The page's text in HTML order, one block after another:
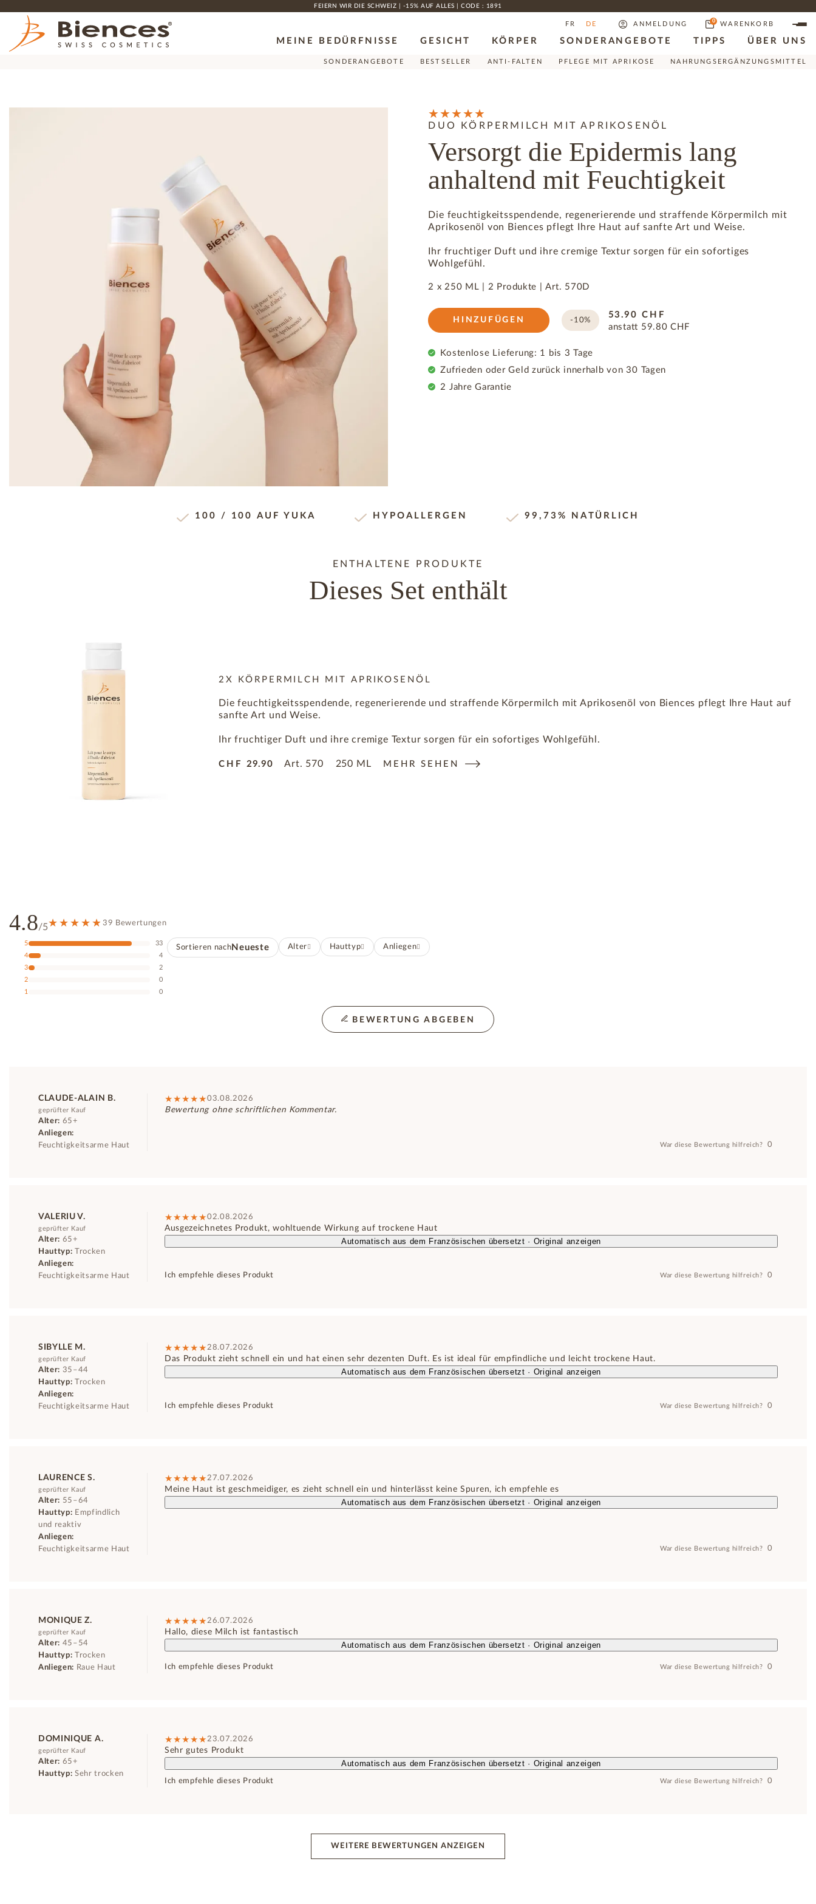
FEIERN WIR DIE SCHWEIZ | -15% AUF ALLES | CODE : 1891
FR DE ANMELDUNG 0 WARENKORB
MEINE BEDÜRFNISSE GESICHT KÖRPER SONDERANGEBOTE TIPPS ÜBER UNS
SONDERANGEBOTE BESTSELLER ANTI-FALTEN PFLEGE MIT APRIKOSE NAHRUNGSERGÄNZUNGSMITTEL
DUO KÖRPERMILCH MIT APRIKOSENÖL
Versorgt die Epidermis lang
anhaltend mit Feuchtigkeit
Die feuchtigkeitsspendende, regenerierende und straffende Körpermilch mit
Aprikosenöl von Biences pflegt Ihre Haut auf sanfte Art und Weise.
Ihr fruchtiger Duft und ihre cremige Textur sorgen für ein sofortiges
Wohlgefühl.
2 x 250 ML | 2 Produkte |Art. 570D
HINZUFÜGEN -10%
53.90 CHF
anstatt 59.80 CHF
Kostenlose Lieferung: 1 bis 3 Tage
Zufrieden oder Geld zurück innerhalb von 30 Tagen
2 Jahre Garantie
100 / 100 AUF YUKA HYPOALLERGEN 99,73% NATÜRLICH
ENTHALTENE PRODUKTE
Dieses Set enthält
2X KÖRPERMILCH MIT APRIKOSENÖL
Die feuchtigkeitsspendende, regenerierende und straffende Körpermilch mit Aprikosenöl von Biences pflegt Ihre Haut auf
sanfte Art und Weise.
Ihr fruchtiger Duft und ihre cremige Textur sorgen für ein sofortiges Wohlgefühl.
CHF 29.90 Art. 570 250 ML MEHR SEHEN
4.8/5 39 Bewertungen
5
33
4
4
3
2
2
0
1
0
Sortieren nach Neueste Alter Hauttyp Anliegen
BEWERTUNG ABGEBEN
CLAUDE-ALAIN B.
geprüfter Kauf
Alter: 65+
Anliegen:
Feuchtigkeitsarme Haut
03.08.2026
Bewertung ohne schriftlichen Kommentar.
War diese Bewertung hilfreich? 0
VALERIU V.
geprüfter Kauf
Alter: 65+
Hauttyp: Trocken
Anliegen:
Feuchtigkeitsarme Haut
02.08.2026
Ausgezeichnetes Produkt, wohltuende Wirkung auf trockene Haut
Automatisch aus dem Französischen übersetzt · Original anzeigen
Ich empfehle dieses Produkt War diese Bewertung hilfreich? 0
SIBYLLE M.
geprüfter Kauf
Alter: 35–44
Hauttyp: Trocken
Anliegen:
Feuchtigkeitsarme Haut
28.07.2026
Das Produkt zieht schnell ein und hat einen sehr dezenten Duft. Es ist ideal für empfindliche und leicht trockene Haut.
Automatisch aus dem Französischen übersetzt · Original anzeigen
Ich empfehle dieses Produkt War diese Bewertung hilfreich? 0
LAURENCE S.
geprüfter Kauf
Alter: 55–64
Hauttyp: Empfindlich
und reaktiv
Anliegen:
Feuchtigkeitsarme Haut
27.07.2026
Meine Haut ist geschmeidiger, es zieht schnell ein und hinterlässt keine Spuren, ich empfehle es
Automatisch aus dem Französischen übersetzt · Original anzeigen
War diese Bewertung hilfreich? 0
MONIQUE Z.
geprüfter Kauf
Alter: 45–54
Hauttyp: Trocken
Anliegen: Raue Haut
26.07.2026
Hallo, diese Milch ist fantastisch
Automatisch aus dem Französischen übersetzt · Original anzeigen
Ich empfehle dieses Produkt War diese Bewertung hilfreich? 0
DOMINIQUE A.
geprüfter Kauf
Alter: 65+
Hauttyp: Sehr trocken
23.07.2026
Sehr gutes Produkt
Automatisch aus dem Französischen übersetzt · Original anzeigen
Ich empfehle dieses Produkt War diese Bewertung hilfreich? 0
WEITERE BEWERTUNGEN ANZEIGEN